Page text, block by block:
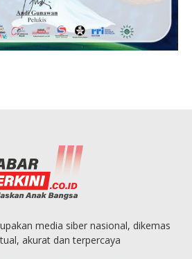
media siber nasional, dikemas
akurat dan terpercaya